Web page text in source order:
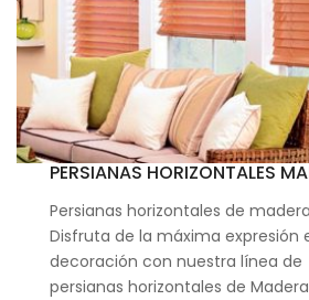
PERSIANAS HORIZONTALES
Persianas horizontales de
Disfruta de la máxima expresión
decoración con nuestra línea de
persianas horizontales de